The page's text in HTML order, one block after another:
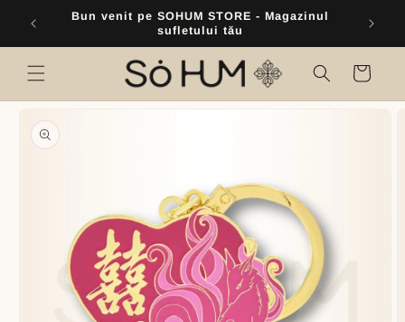
Skip to
content
Bun venit pe SOHUM STORE - Magazinul
sufletului tău
Cart
product
information